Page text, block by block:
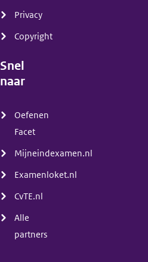
Privacy
Copyright
Snel
naar
Oefenen
Facet
Mijneindexamen.nl
Examenloket.nl
CvTE.nl
Alle
partners